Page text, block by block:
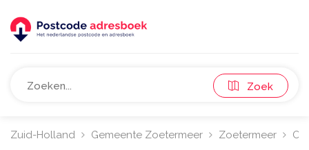
Zoek
Zuid-Holland Gemeente Zoetermeer Zoetermeer